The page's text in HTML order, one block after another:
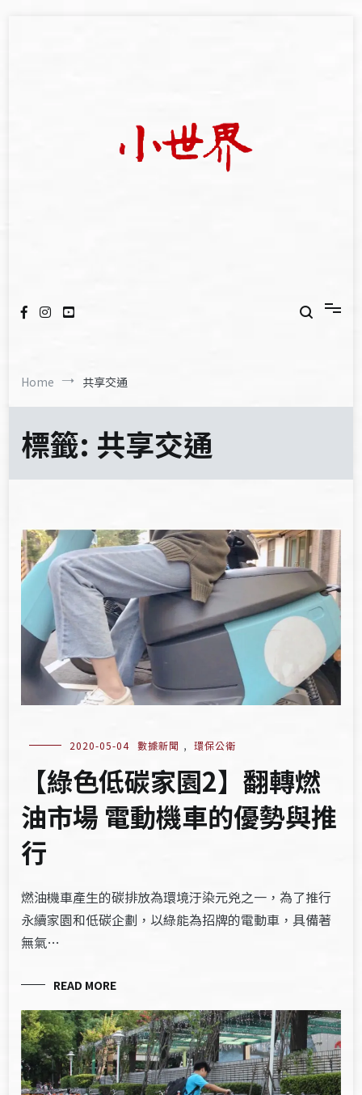
Home 共享交通
標籤: 共享交通
2020-05-04 數據新聞 , 環保公衛
【綠色低碳家園2】翻轉燃
油市場 電動機車的優勢與推
行
燃油機車產生的碳排放為環境汙染元兇之一，為了推行
永續家園和低碳企劃，以綠能為招牌的電動車，具備著
無氣…
READ MORE